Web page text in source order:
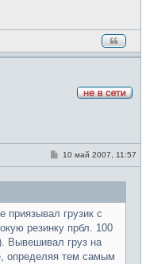
е
т
С
б
е
е
10 май 2007, 11:57
приязывал грузик с
резинку прбл. 100
Вывешивал груз на
определяя тем самым